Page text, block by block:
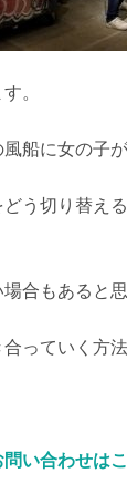
。
船に女の子
う切り替え
合もあると思
っていく方
問い合わせは